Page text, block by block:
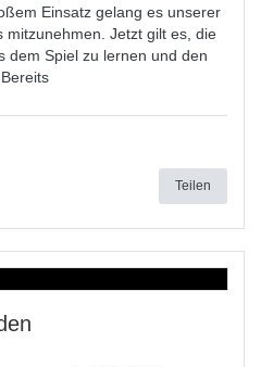
Einsatz gelang es unserer
mitzunehmen. Jetzt gilt es, die
dem Spiel zu lernen und den
Teilen